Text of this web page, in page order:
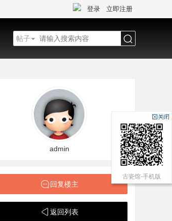
登录 立即注册
帖子
admin
回复楼主
返回列表
古瓷馆-手机版